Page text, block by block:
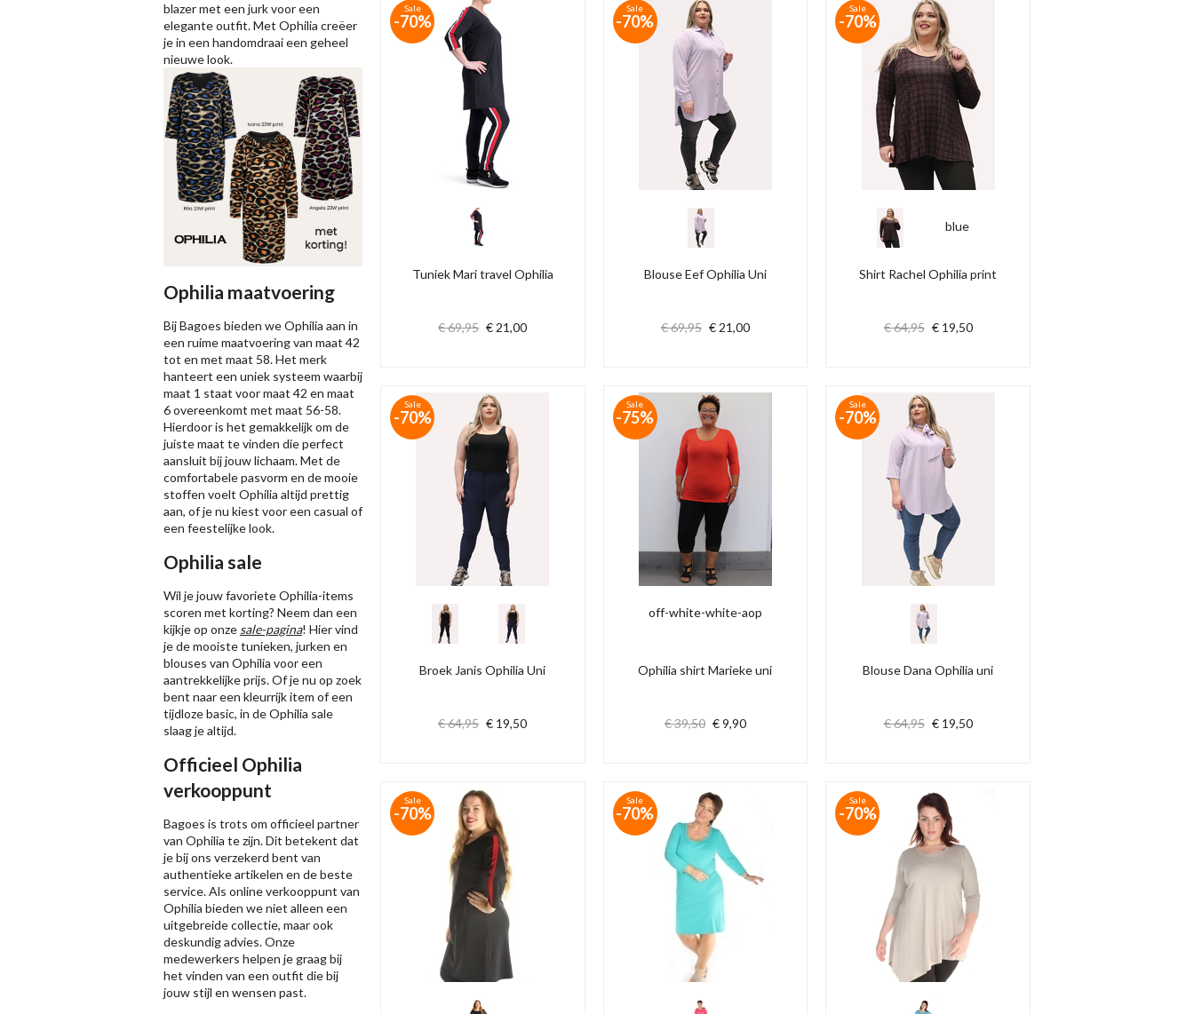
Tuniek Mari travel Ophilia
€ 69,95 € 21,00
Sale
-70%
Blouse Eef Ophilia Uni
€ 69,95 € 21,00
Sale
-70%
blue
Shirt Rachel Ophilia print
€ 64,95 € 19,50
Sale
-70%
Broek Janis Ophilia Uni
€ 64,95 € 19,50
Sale
-70%
off-white-white-aop
Ophilia shirt Marieke uni
€ 39,50 € 9,90
Sale
-75%
Blouse Dana Ophilia uni
€ 64,95 € 19,50
Sale
-70%
Sale
-70%
Sale
-70%
Sale
-70%
blazer met een jurk voor een
elegante outfit. Met Ophilia creëer
je in een handomdraai een geheel
nieuwe look.
Ophilia maatvoering
Bij Bagoes bieden we Ophilia aan in
een ruime maatvoering van maat 42
tot en met maat 58. Het merk
hanteert een uniek systeem waarbij
maat 1 staat voor maat 42 en maat
6 overeenkomt met maat 56-58.
Hierdoor is het gemakkelijk om de
juiste maat te vinden die perfect
aansluit bij jouw lichaam. Met de
comfortabele pasvorm en de mooie
stoffen voelt Ophilia altijd prettig
aan, of je nu kiest voor een casual of
een feestelijke look.
Ophilia sale
Wil je jouw favoriete Ophilia-items
scoren met korting? Neem dan een
kijkje op onzesale-pagina! Hier vind
je de mooiste tunieken, jurken en
blouses van Ophilia voor een
aantrekkelijke prijs. Of je nu op zoek
bent naar een kleurrijk item of een
tijdloze basic, in de Ophilia sale
slaag je altijd.
Officieel Ophilia
verkooppunt
Bagoes is trots om officieel partner
van Ophilia te zijn. Dit betekent dat
je bij ons verzekerd bent van
authentieke artikelen en de beste
service. Als online verkooppunt van
Ophilia bieden we niet alleen een
uitgebreide collectie, maar ook
deskundig advies. Onze
medewerkers helpen je graag bij
het vinden van een outfit die bij
jouw stijl en wensen past.